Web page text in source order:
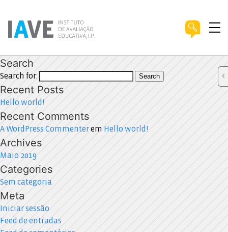
Search
Search for: Search
Recent Posts
Hello world!
Recent Comments
A WordPress Commenterem Hello world!
Archives
Maio 2019
Categories
Sem categoria
Meta
Iniciar sessão
Feed de entradas